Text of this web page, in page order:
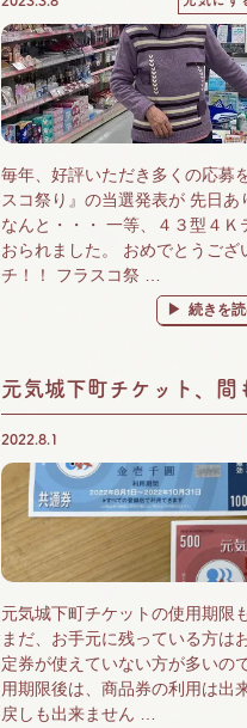
毎年、好評いただき多くの応募
スコ祭り』の当選発表が 先日あ
なんと・・・ 一等、４３型４
おられました。 おめでとうござ
チ！！ フラスコ祭 …
“泉原店
続きを
元気城下町チケット、間
2022.8.1
元気城下町チケットの使用期限
まだ、お手元に残っている方は
定券が使えていない方が多いの
用期限後は、商品券の利用は出
戻しも出来ません …